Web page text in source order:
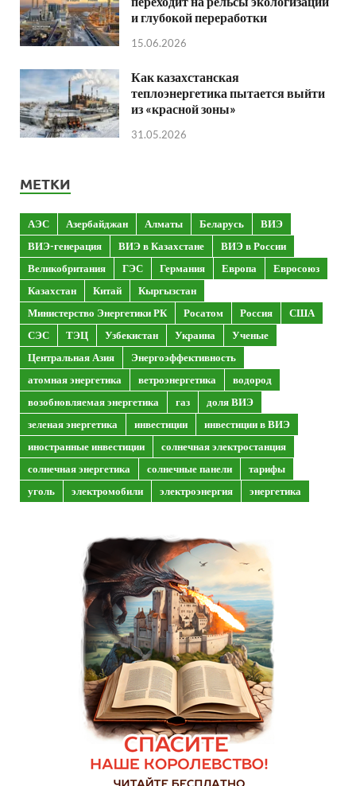
и глубокой переработки
15.06.2026
Как казахстанская
теплоэнергетика пытается выйти
из «красной зоны»
31.05.2026
МЕТКИ
АЭС Азербайджан Алматы Беларусь
ВИЭ
ВИЭ-генерация
ВИЭ в Казахстане
ВИЭ в России
Великобритания
ГЭС Германия Европа
Евросоюз
Казахстан
Китай
Кыргызстан
Министерство Энергетики РК
Росатом Россия
США
СЭС
ТЭЦ Узбекистан Украина
Ученые
Центральная Азия
Энергоэффективность
атомная энергетика
ветроэнергетика
водород
возобновляемая энергетика
газ
доля ВИЭ
зеленая энергетика
инвестиции
инвестиции в ВИЭ
иностранные инвестиции
солнечная электростанция
солнечная энергетика
солнечные панели
тарифы
уголь
электромобили электроэнергия энергетика